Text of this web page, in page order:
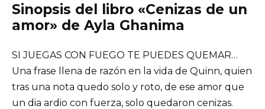
Sinopsis del libro «Cenizas de un
amor» de Ayla Ghanima
SI JUEGAS CON FUEGO TE PUEDES QUEMAR…
Una frase llena de razón en la vida de Quinn, quien
tras una nota quedo solo y roto, de ese amor que
un dia ardio con fuerza, solo quedaron cenizas.